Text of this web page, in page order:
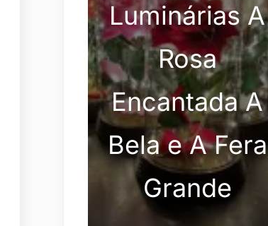
Luminárias A
Rosa
Encantada A
Bela e A Fera
Grande